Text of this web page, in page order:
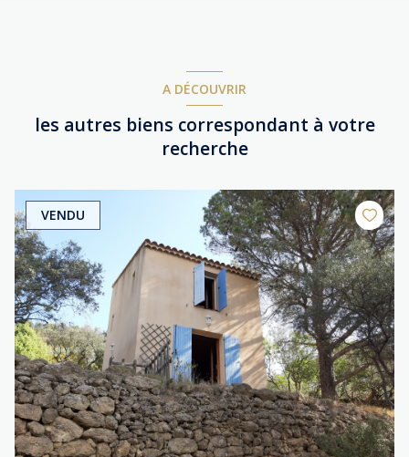
A DÉCOUVRIR
les autres biens correspondant à votre
recherche
VENDU